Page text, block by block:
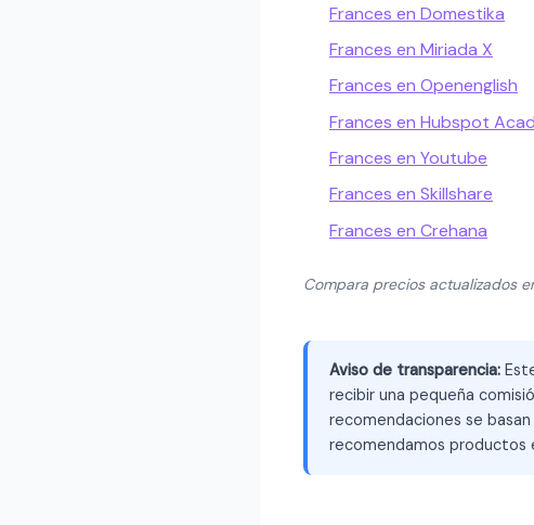
Frances en Domestika
Frances en Miriada X
Frances en Openenglish
Frances en Hubspot
Frances en Youtube
Frances en Skillshare
Frances en Crehana
Compara precios actualizados
Aviso de transparencia:
recibir una pequeña
recomendaciones se
recomendamos productos